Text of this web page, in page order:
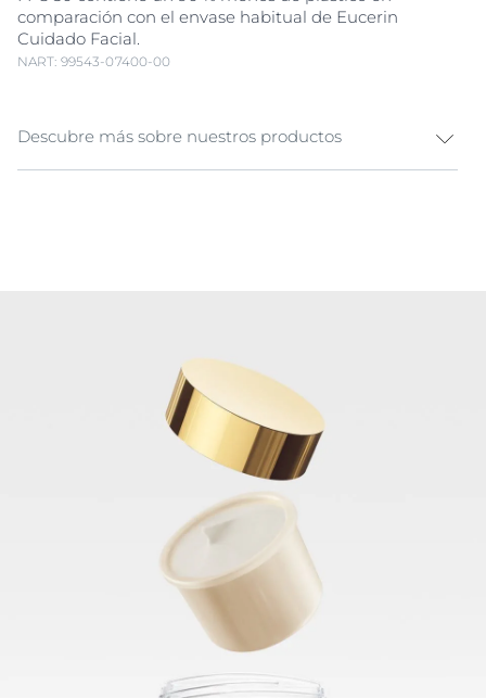
comparación con el envase habitual de Eucerin
Cuidado Facial.
NART: 99543-07400-00
Descubre más sobre nuestros productos
rellena de manera visible las arrugas profundas. El
nuevo Collagen-Elastin Complex, una potente
Arctiina Creatina, revitaliza la
producción de colágeno y aumenta la elasticidad de la
, patentado por Eucerin, reduce las
manchas de la edad y evita su reaparición. Para una
piel más lisa, radiante y visiblemente más joven.
Además, la crema de día contiene FPS 30 y filtros UVA
para evitar de forma eficaz las manifestaciones del
envejecimiento prematuro y la acentuación de las
arrugas inducidos por la radiación UV.